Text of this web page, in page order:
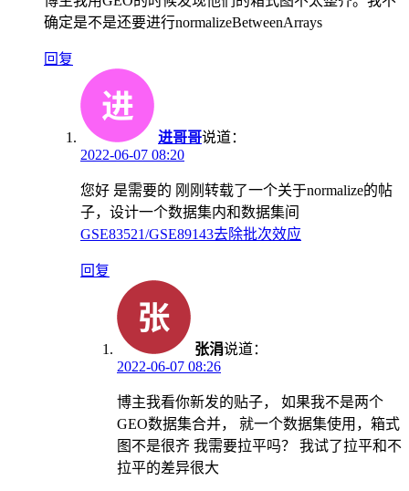
确定是不是还要进行normalizeBetweenArrays
回复
进哥哥说道：
2022-06-07 08:20
您好 是需要的 刚刚转载了一个关于normalize的帖
子，设计一个数据集内和数据集间
GSE83521/GSE89143去除批次效应
回复
张涓说道：
2022-06-07 08:26
博主我看你新发的贴子， 如果我不是两个
GEO数据集合并， 就一个数据集使用，箱式
图不是很齐 我需要拉平吗？ 我试了拉平和不
拉平的差异很大